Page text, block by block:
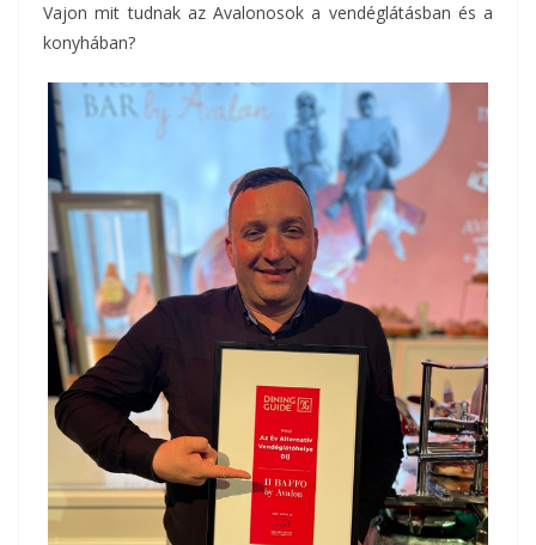
Vajon mit tudnak az Avalonosok a vendéglátásban és a
konyhában?